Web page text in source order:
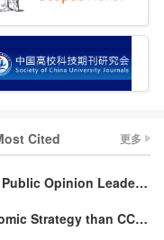
Cited
A Study on the Characters of the Public Opinion Leader in Web BBS
CCU：A More Feasible and Economic Strategy than CCS for Reducing CO2 Emissions
更多